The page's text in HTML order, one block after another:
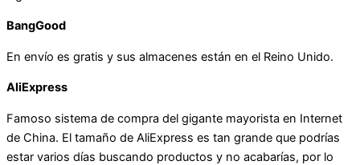
BangGood
En envío es gratis y sus almacenes están en el Reino Unido.
AliExpress
Famoso sistema de compra del gigante mayorista en Internet
de China. El tamaño de AliExpress es tan grande que podrías
estar varios días buscando productos y no acabarías, por lo